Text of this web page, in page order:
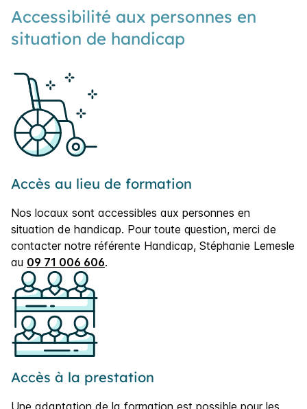
Accessibilité aux personnes en
situation de handicap
Accès au lieu de formation
Nos locaux sont accessibles aux personnes en
situation de handicap. Pour toute question, merci de
contacter notre référente Handicap, Stéphanie Lemesle
au 09 71 006 606.
Accès à la prestation
Une adaptation de la formation est possible pour les